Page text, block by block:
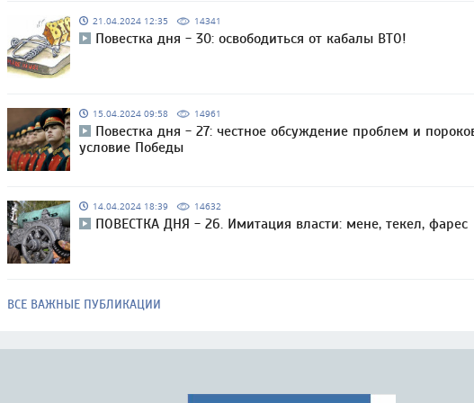
21.04.2024 12:35 14341
Повестка дня - 30: освободиться от кабалы ВТО!
15.04.2024 09:58 14961
Повестка дня - 27: честное обсуждение проблем и
условие Победы
14.04.2024 18:39 14632
ПОВЕСТКА ДНЯ - 26. Имитация власти: мене, текел, фарес
ВСЕ ВАЖНЫЕ ПУБЛИКАЦИИ